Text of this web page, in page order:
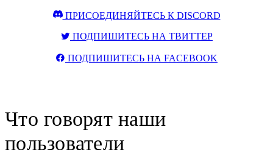
ПРИСОЕДИНЯЙТЕСЬ К DISCORD
ПОДПИШИТЕСЬ НА ТВИТТЕР
ПОДПИШИТЕСЬ НА FACEBOOK
Что говорят наши
пользователи